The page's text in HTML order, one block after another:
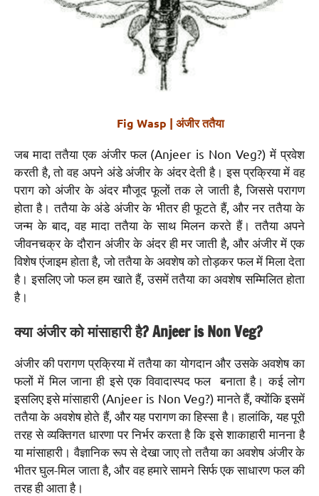
Fig Wasp | अंजीर ततैया
जब मादा ततैया एक अंजीर फल (Anjeer is Non Veg?) में प्रवेश
करती है, तो वह अपने अंडे अंजीर के अंदर देती है। इस प्रक्रिया में वह
पराग को अंजीर के अंदर मौजूद फूलों तक ले जाती है, जिससे परागण
होता है। ततैया के अंडे अंजीर के भीतर ही फूटते हैं, और नर ततैया के
जन्म के बाद, वह मादा ततैया के साथ मिलन करते हैं। ततैया अपने
जीवनचक्र के दौरान अंजीर के अंदर ही मर जाती है, और अंजीर में एक
विशेष एंजाइम होता है, जो ततैया के अवशेष को तोड़कर फल में मिला देता
है। इसलिए जो फल हम खाते हैं, उसमें ततैया का अवशेष सम्मिलित होता
है।
क्या अंजीर को मांसाहारी है? Anjeer is Non Veg?
अंजीर की परागण प्रक्रिया में ततैया का योगदान और उसके अवशेष का
फलों में मिल जाना ही इसे एक विवादास्पद फल बनाता है। कई लोग
इसलिए इसे मांसाहारी (Anjeer is Non Veg?) मानते हैं, क्योंकि इसमें
ततैया के अवशेष होते हैं, और यह परागण का हिस्सा है। हालांकि, यह पूरी
तरह से व्यक्तिगत धारणा पर निर्भर करता है कि इसे शाकाहारी मानना है
या मांसाहारी। वैज्ञानिक रूप से देखा जाए तो ततैया का अवशेष अंजीर के
भीतर घुल-मिल जाता है, और वह हमारे सामने सिर्फ एक साधारण फल की
तरह ही आता है।